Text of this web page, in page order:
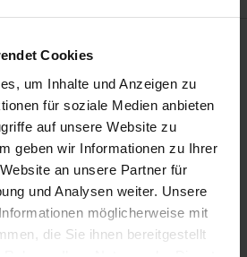
Cookies
um Inhalte und Anzeigen zu
für soziale Medien anbieten
auf unsere Website zu
geben wir Informationen zu Ihrer
an unsere Partner für
und Analysen weiter. Unsere
möglicherweise mit
die Sie ihnen bereitgestellt
begegnet den
von Fusionen mit einer
betroffenen Märkte. Dabei
behandelte Frage, ob ein
Zusammenschluss nicht
kann, weil sich bestimmte
entlastend